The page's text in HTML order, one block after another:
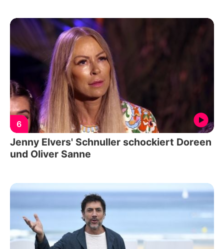
6
Jenny Elvers' Schnuller schockiert Doreen
und Oliver Sanne